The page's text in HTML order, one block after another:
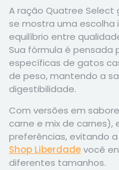
A ração Quatree
se mostra uma
equilíbrio entre
Sua fórmula é pensada
específicas de gatos
de peso, mantendo a
digestibilidade.
Com versões em
carne e mix de
preferências, evitando
Shop Liberdadevocê
diferentes tamanhos.